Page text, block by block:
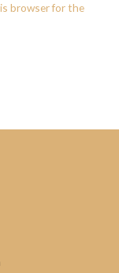
browser for the